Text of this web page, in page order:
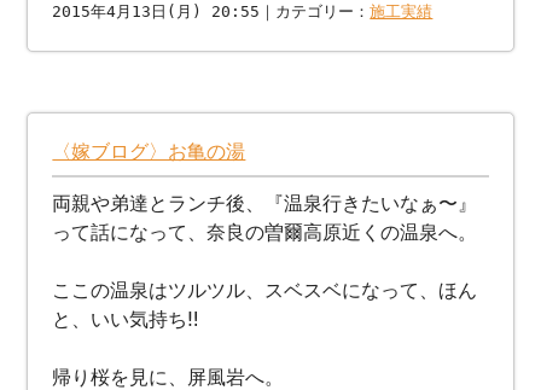
2015年4月13日(月) 20:55｜カテゴリー：施工実績
〈嫁ブログ〉お亀の湯
両親や弟達とランチ後、『温泉行きたいなぁ〜』
って話になって、奈良の曽爾高原近くの温泉へ。
ここの温泉はツルツル、スベスベになって、ほん
と、いい気持ち‼️
帰り桜を見に、屏風岩へ。